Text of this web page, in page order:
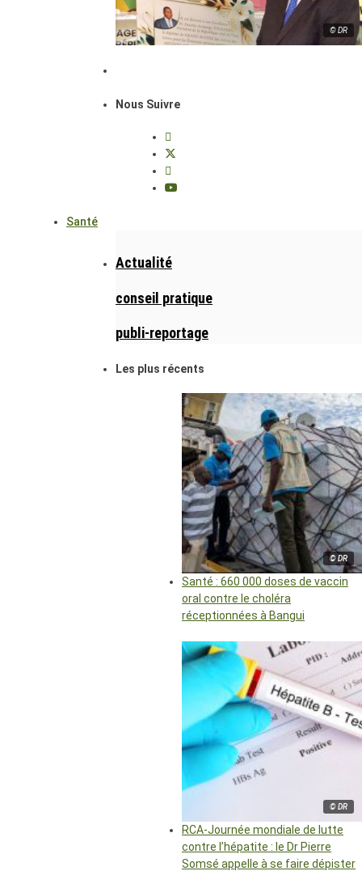
© DR
Nous Suivre
Santé
Actualité
conseil pratique
publi-reportage
Les plus récents
© DR
Santé : 660 000 doses de vaccin
oral contre le choléra
réceptionnées à Bangui
© DR
RCA-Journée mondiale de lutte
contre l’hépatite : le Dr Pierre
Somsé appelle à se faire dépister